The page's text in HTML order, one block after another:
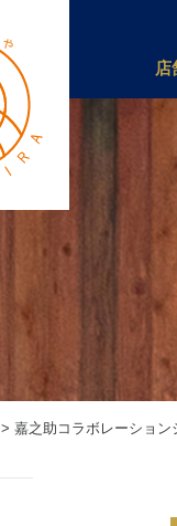
店
> 嘉之助コラボレーショ